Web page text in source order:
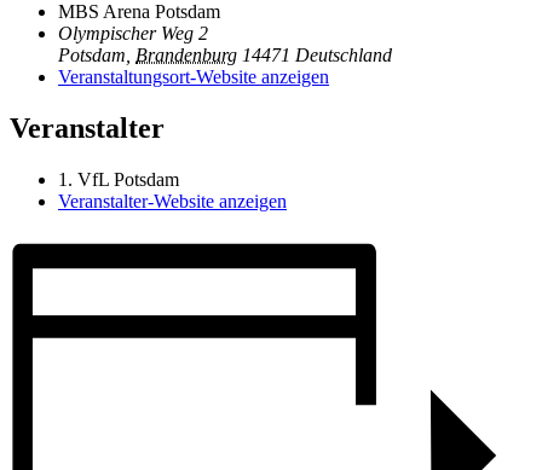
MBS Arena Potsdam
Olympischer Weg 2
Potsdam Brandenburg 14471 Deutschland
Veranstaltungsort-Website anzeigen
Veranstalter
1. VfL Potsdam
Veranstalter-Website anzeigen